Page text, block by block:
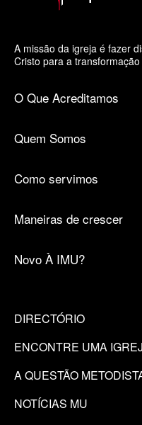
A missão da igreja é fazer
Cristo para a
O Que Acreditamos
Quem Somos
Como servimos
Maneiras de crescer
Novo À IMU?
DIRECTÓRIO
ENCONTRE UMA
A QUESTÃO
NOTÍCIAS MU